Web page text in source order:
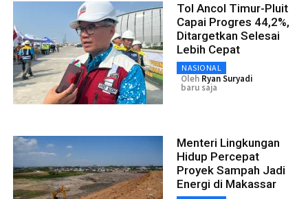
Tol Ancol Timur-Pluit
Capai Progres 44,2%,
Ditargetkan Selesai
Lebih Cepat
NASIONAL
Oleh Ryan Suryadi
baru saja
Menteri Lingkungan
Hidup Percepat
Proyek Sampah Jadi
Energi di Makassar